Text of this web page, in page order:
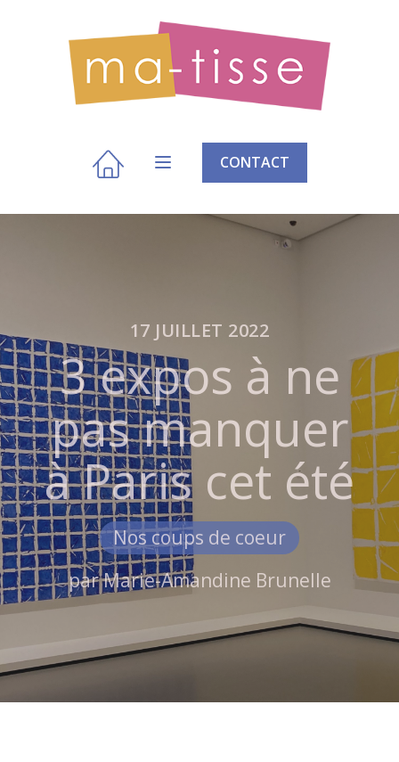
CONTACT
17 JUILLET 2022
3 expos à ne
pas manquer
à Paris cet été
Nos coups de coeur
parMarie-Amandine Brunelle